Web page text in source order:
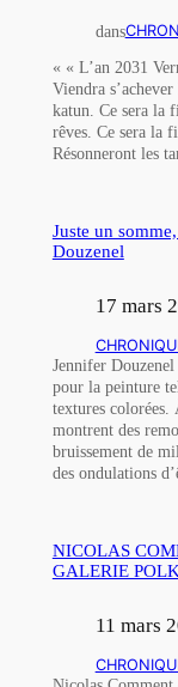
dans
« « L’an 2031
Viendra
katun. Ce sera la
rêves. Ce sera la
Résonneront les
Juste un
Douzenel
17 mars
Jennifer
pour la peinture
textures colorées.
montrent des
bruissement de
des ondulations
NICOLAS
GALERIE
11 mars